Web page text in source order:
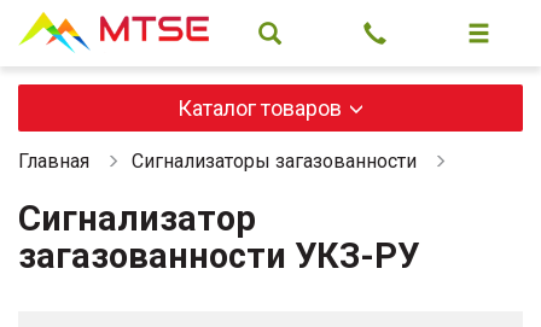
Каталог товаров
Главная Сигнализаторы загазованности
Сигнализатор
загазованности УКЗ-РУ